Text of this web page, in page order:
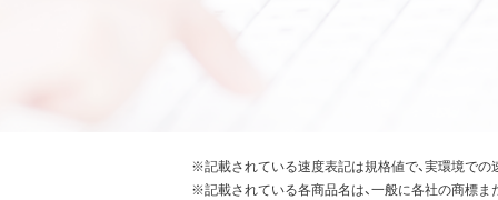
※記載されている速度表記は規格値で、実環境での
※記載されている各商品名は、一般に各社の商標ま